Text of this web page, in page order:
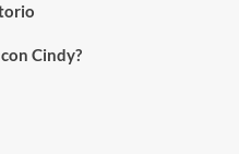
Cindy?